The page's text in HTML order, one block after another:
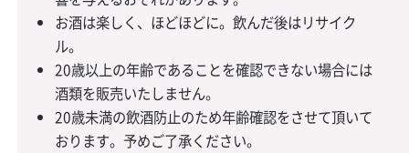
お酒は楽しく、ほどほどに。飲んだ後はリサイク
ル。
20歳以上の年齢であることを確認できない場合には
酒類を販売いたしません。
20歳未満の飲酒防止のため年齢確認をさせて頂いて
おります。予めご了承ください。